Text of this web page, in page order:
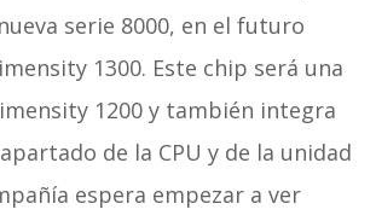
serie 8000, en el futuro
1300. Este chip será una
1200 y también integra
de la CPU y de la unidad
espera empezar a ver